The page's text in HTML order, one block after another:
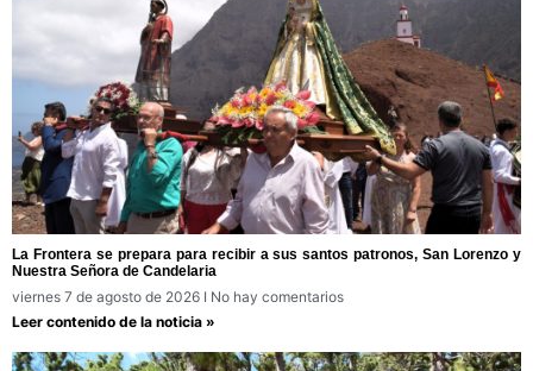
La Frontera se prepara para recibir a sus santos patronos, San Lorenzo y
Nuestra Señora de Candelaria
viernes 7 de agosto de 2026
No hay comentarios
Leer contenido de la noticia »